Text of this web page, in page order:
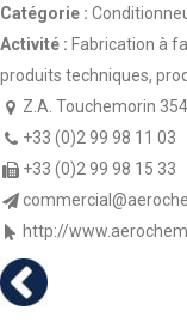
Catégorie :
Activité : Fabrication à
produits techniques,
Z.A. Touchemorin
+33 (0)2 99 98 11 03
+33 (0)2 99 98 15 33
http://